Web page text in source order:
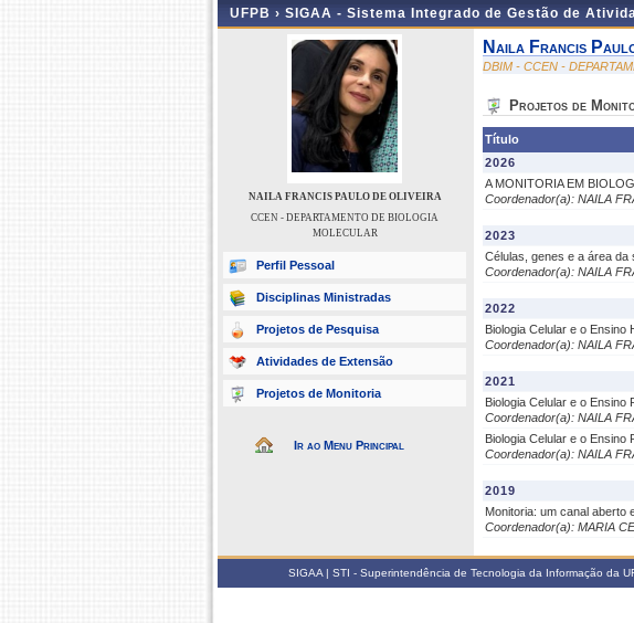
UFPB › SIGAA - Sistema Integrado de Gestão de
NAILA FRANCIS PAULO DE OLIVEIRA
CCEN - DEPARTAMENTO DE BIOLOGIA
MOLECULAR
Perfil Pessoal
Disciplinas Ministradas
Projetos de Pesquisa
Atividades de Extensão
Projetos de Monitoria
Ir ao Menu Principal
Naila Francis
DBIM - CCEN -
Projetos de
Título
2026
A MONITORIA EM
Coordenador(a): NAILA
2023
Células, genes e a área da
Coordenador(a): NAILA
2022
Biologia Celular e o Ensino
Coordenador(a): NAILA
2021
Biologia Celular e o Ensino
Coordenador(a): NAILA
Biologia Celular e o Ensino
Coordenador(a): NAILA
2019
Monitoria: um canal aberto
Coordenador(a): MARIA
SIGAA | STI - Superintendência de Tecnologia da Informação da